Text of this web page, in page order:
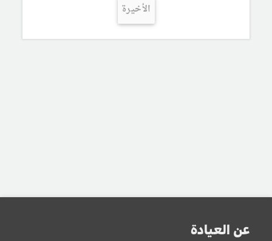
الأخيرة
عن العيادة